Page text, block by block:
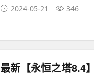
2024-05-21 346